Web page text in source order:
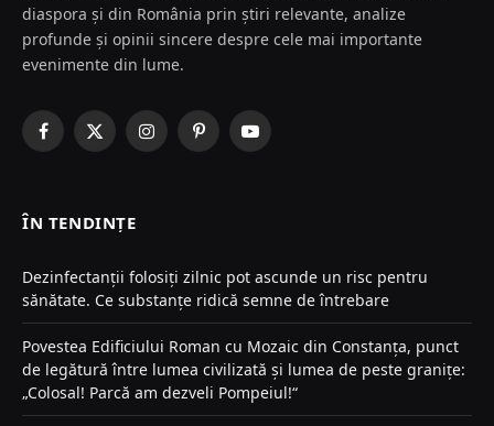
diaspora și din România prin știri relevante, analize
profunde și opinii sincere despre cele mai importante
evenimente din lume.
Facebook
X
InstagramPinterestYouTube
ÎN TENDINȚE
Dezinfectanții folosiți zilnic pot ascunde un risc pentru
sănătate. Ce substanțe ridică semne de întrebare
Povestea Edificiului Roman cu Mozaic din Constanța, punct
de legătură între lumea civilizată și lumea de peste granițe:
„Colosal! Parcă am dezveli Pompeiul!“